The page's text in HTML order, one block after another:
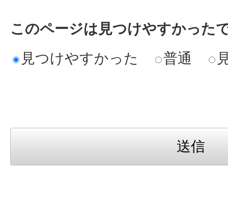
このページは見つけやすかった
見つけやすかった
普通